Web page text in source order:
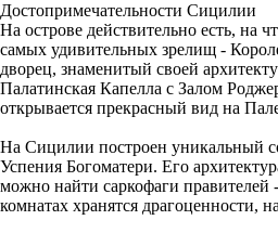
Достопримечательности Сицилии
На острове действительно есть, на
самых удивительных зрелищ -
дворец, знаменитый своей
Палатинская Капелла с Залом
открывается прекрасный вид на
На Сицилии построен уникальный
Успения Богоматери. Его
можно найти саркофаги правителей
комнатах хранятся драгоценности,